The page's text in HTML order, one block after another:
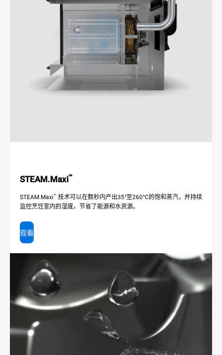
STEAM.Maxi™
STEAM.Maxi™ 技术可以在数秒内产出35°至260°C的饱和蒸汽，并持续
监控烹饪室内的湿度，节省了能源和水资源。
观看